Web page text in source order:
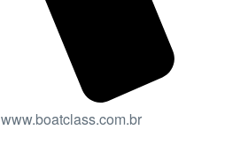
www.boatclass.com.br